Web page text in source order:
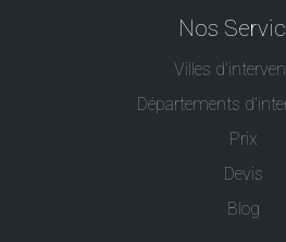
Nos
Villes
Départements
Prix
Devis
Blog